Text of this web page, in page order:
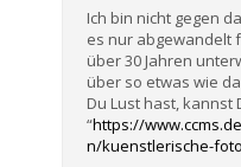
Ich bin nicht gegen
es nur abgewandelt
über 30 Jahren
über so etwas wie
Du Lust hast, kannst
“https://
n/kuenstlerische-